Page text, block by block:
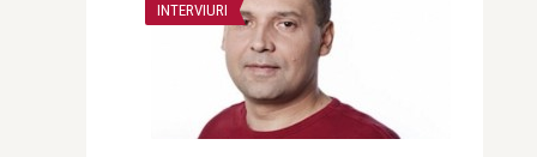
INTERVIURI